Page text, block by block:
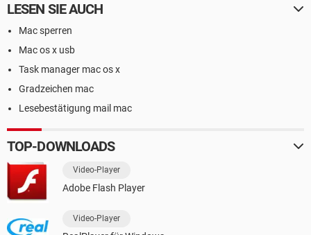
LESEN SIE AUCH
Mac sperren
Mac os x usb
Task manager mac os x
Gradzeichen mac
Lesebestätigung mail mac
TOP-DOWNLOADS
Video-Player
Adobe Flash Player
Video-Player